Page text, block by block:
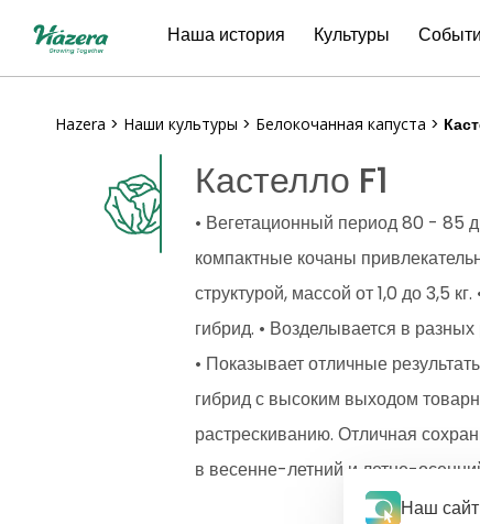
Наша история Культуры
Hazera > Наши культуры > Белокочанная капуста >
Кастелло F1
• Вегетационный период 80 - 85
компактные кочаны
структурой, массой от 1,0 до 3,5
гибрид. • Возделывается в
• Показывает отличные
гибрид с высоким выходом
растрескиванию. Отличная
в весенне-летний и летне-
Наш